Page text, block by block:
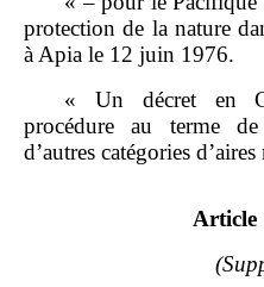
protection de la nature
à Apia le 12 juin 1976.
« Un décret en
procédure au terme
d’autres catégories
Article